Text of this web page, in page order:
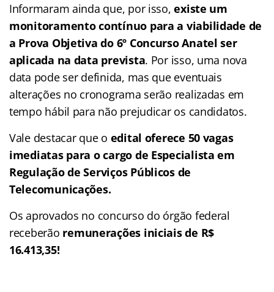
Informaram ainda que, por isso,existe um
monitoramento contínuo para a viabilidade de
a Prova Objetiva do 6º Concurso Anatel ser
aplicada na data prevista. Por isso, uma nova
data pode ser definida, mas que eventuais
alterações no cronograma serão realizadas em
tempo hábil para não prejudicar os candidatos.
Vale destacar que o edital oferece 50 vagas
imediatas para o cargo de Especialista em
Regulação de Serviços Públicos de
Telecomunicações.
Os aprovados no concurso do órgão federal
receberão remunerações iniciais de R$
16.413,35!